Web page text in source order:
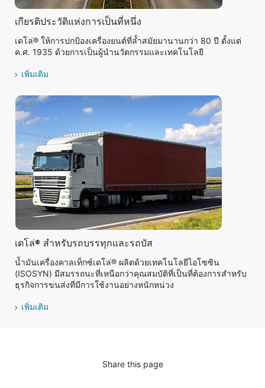
เกียรติประวัติแห่งการเป็นที่หนึ่ง
เดโล่® ให้การปกป้องเครื่องยนต์ที่ล้ำสมัยมานานกว่า 80 ปี ตั้งแต่
ค.ศ. 1935 ด้วยการเป็นผู้นำนวัตกรรมและเทคโนโลยี
เพิ่มเติม
เดโล่® สำหรับรถบรรทุกและรถบัส
น้ำมันเครื่องคาลเท็กซ์เดโล่® ผลิตด้วยเทคโนโลยีไอโซซิน
(ISOSYN) มีสมรรถนะที่เหนือกว่าคุณสมบัติที่เป็นที่ต้องการสำหรับ
ธุรกิจการขนส่งที่มีการใช้งานอย่างหนักหน่วง
เพิ่มเติม
Share this page